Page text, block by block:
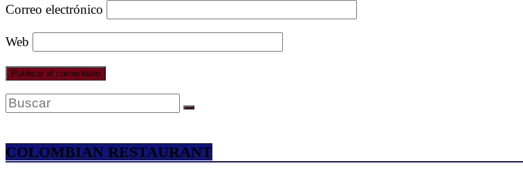
Correo electrónico
Web
COLOMBIAN RESTAURANT